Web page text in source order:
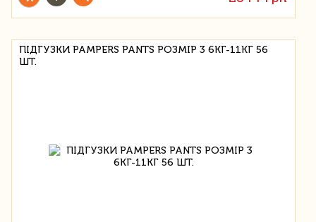
ПІДГУЗКИ PAMPERS PANTS РОЗМІР 3 6КГ-11КГ 56
ШТ.